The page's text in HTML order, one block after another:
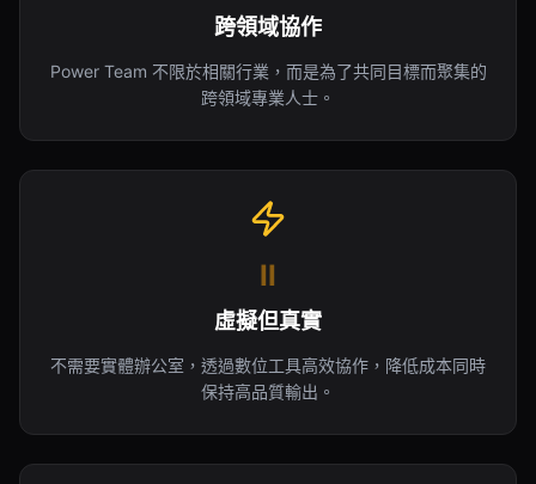
跨領域協作
Power Team 不限於相關行業，而是為了共同目標而聚集的
跨領域專業人士。
II
虛擬但真實
不需要實體辦公室，透過數位工具高效協作，降低成本同時
保持高品質輸出。